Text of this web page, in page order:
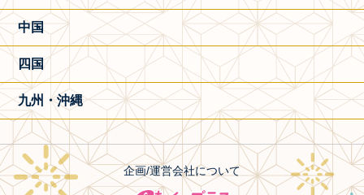
中国
四国
九州・沖縄
企画/運営会社について